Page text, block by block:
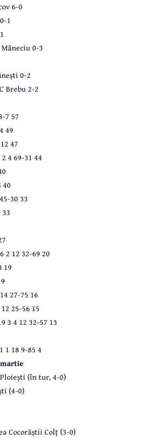
6-0
1
0-3
0-2
Brebu 2-2
7 57
49
47
4 69-31 44
40
30 33
2 12 32-69 20
19
27-75 16
25-56 15
3 4 12 32-57 13
1 18 9-85 4
(în tur, 4-0)
(4-0)
Cocorăștii Colț (3-0)